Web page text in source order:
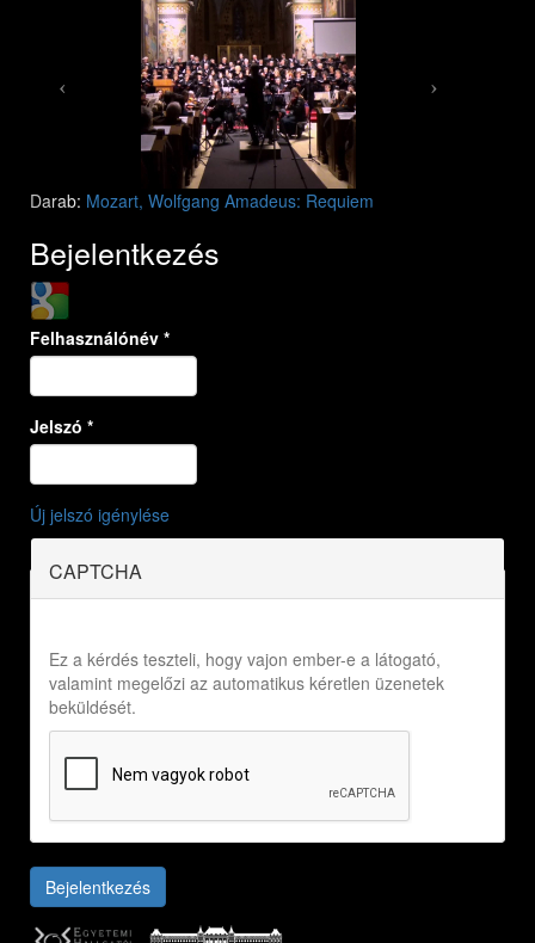
Mozart: Requiem
Mozart: Requiem
Darab: Mozart, Wolfgang Amadeus: Requiem
Bejelentkezés
Login with Google
Felhasználónév *
Jelszó *
Új jelszó igénylése
CAPTCHA
Ez a kérdés teszteli, hogy vajon ember-e a látogató,
valamint megelőzi az automatikus kéretlen üzenetek
beküldését.
Bejelentkezés